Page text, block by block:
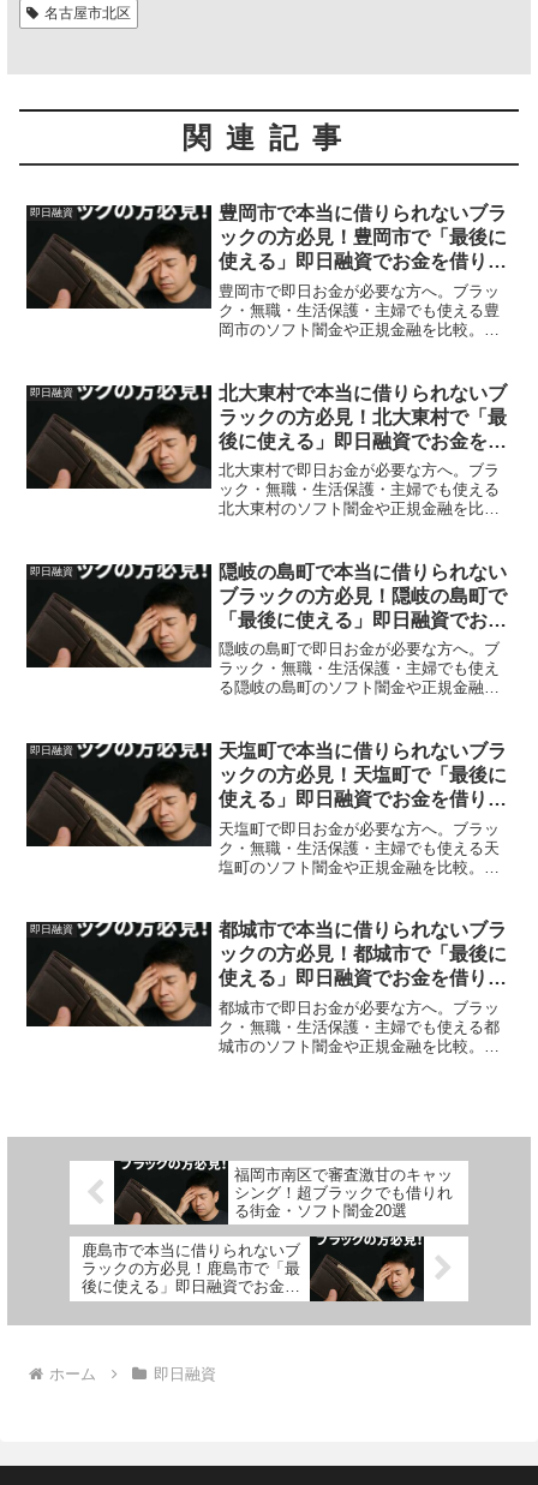
名古屋市北区
関連記事
即日融資
豊岡市で本当に借りられないブラ
ックの方必見！豊岡市で「最後に
使える」即日融資でお金を借りる
方法を紹介！
豊岡市で即日お金が必要な方へ。ブラッ
ク・無職・生活保護・主婦でも使える豊
岡市のソフト闇金や正規金融を比較。安
即日融資
北大東村で本当に借りられないブ
ラックの方必見！北大東村で「最
後に使える」即日融資でお金を借
りる方法を紹介！
北大東村で即日お金が必要な方へ。ブラ
ック・無職・生活保護・主婦でも使える
北大東村のソフト闇金や正規金融を比
即日融資
隠岐の島町で本当に借りられない
ブラックの方必見！隠岐の島町で
「最後に使える」即日融資でお金
を借りる方法を紹介！
隠岐の島町で即日お金が必要な方へ。ブ
ラック・無職・生活保護・主婦でも使え
る隠岐の島町のソフト闇金や正規金融を
即日融資
天塩町で本当に借りられないブラ
ックの方必見！天塩町で「最後に
使える」即日融資でお金を借りる
方法を紹介！
天塩町で即日お金が必要な方へ。ブラッ
ク・無職・生活保護・主婦でも使える天
塩町のソフト闇金や正規金融を比較。安
即日融資
都城市で本当に借りられないブラ
ックの方必見！都城市で「最後に
使える」即日融資でお金を借りる
方法を紹介！
都城市で即日お金が必要な方へ。ブラッ
ク・無職・生活保護・主婦でも使える都
城市のソフト闇金や正規金融を比較。安
福岡市南区で審査激甘のキャッ
シング！超ブラックでも借りれ
る街金・ソフト闇金20選
鹿島市で本当に借りられないブ
ラックの方必見！鹿島市で「最
後に使える」即日融資でお金を
借りる方法を紹介！
ホーム 即日融資